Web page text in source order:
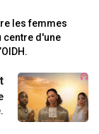
les femmes
centre d'une